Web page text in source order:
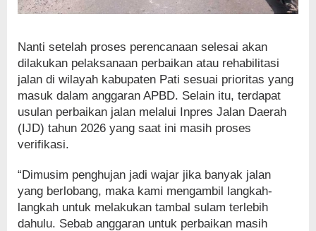
Nanti setelah proses perencanaan selesai akan
dilakukan pelaksanaan perbaikan atau rehabilitasi
jalan di wilayah kabupaten Pati sesuai prioritas yang
masuk dalam anggaran APBD. Selain itu, terdapat
usulan perbaikan jalan melalui Inpres Jalan Daerah
(IJD) tahun 2026 yang saat ini masih proses
verifikasi.
“Dimusim penghujan jadi wajar jika banyak jalan
yang berlobang, maka kami mengambil langkah-
langkah untuk melakukan tambal sulam terlebih
dahulu. Sebab anggaran untuk perbaikan masih